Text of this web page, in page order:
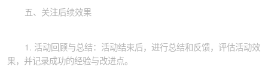
五、关注后续效果
1. 活动回顾与总结：活动结束后，进行总结和反馈，评估活动效
果，并记录成功的经验与改进点。